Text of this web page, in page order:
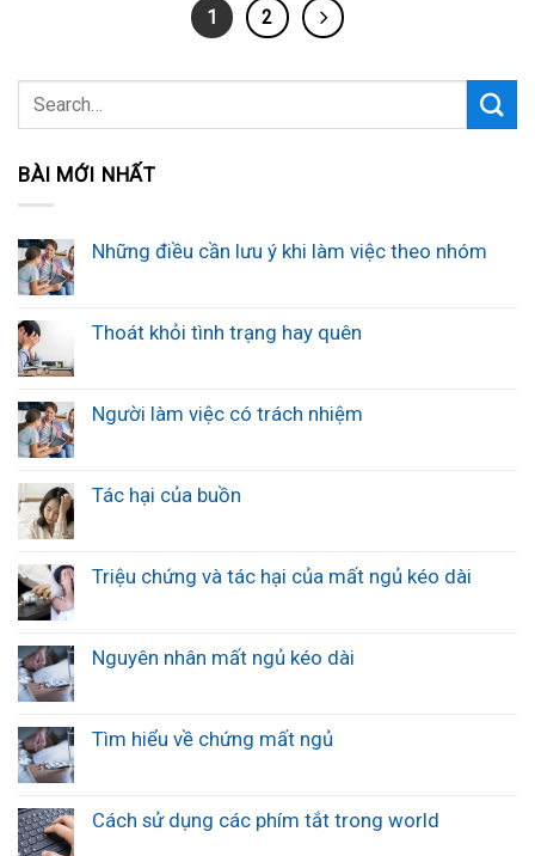
1 2
BÀI MỚI NHẤT
Những điều cần lưu ý khi làm việc theo nhóm
Thoát khỏi tình trạng hay quên
Người làm việc có trách nhiệm
Tác hại của buồn
Triệu chứng và tác hại của mất ngủ kéo dài
Nguyên nhân mất ngủ kéo dài
Tìm hiểu về chứng mất ngủ
Cách sử dụng các phím tắt trong world